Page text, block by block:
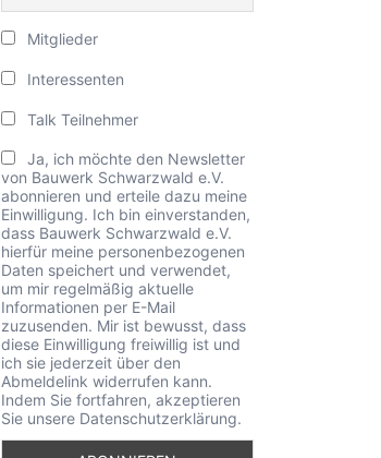
Mitglieder
Interessenten
Talk Teilnehmer
Ja, ich möchte den Newsletter
von Bauwerk Schwarzwald e.V.
abonnieren und erteile dazu meine
Einwilligung. Ich bin einverstanden,
dass Bauwerk Schwarzwald e.V.
hierfür meine personenbezogenen
Daten speichert und verwendet,
um mir regelmäßig aktuelle
Informationen per E-Mail
zuzusenden. Mir ist bewusst, dass
diese Einwilligung freiwillig ist und
ich sie jederzeit über den
Abmeldelink widerrufen kann.
Indem Sie fortfahren, akzeptieren
Sie unsere Datenschutzerklärung.